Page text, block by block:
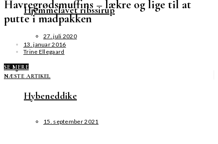
Hjemmelavet ribssirup
27. juli 2020
Hybeneddike
15. september 2021
Havregrødsmuffins – lækre og lige til at
putte i madpakken
13. januar 2016
Trine Ellegaard
SE MERE
NÆSTE ARTIKEL